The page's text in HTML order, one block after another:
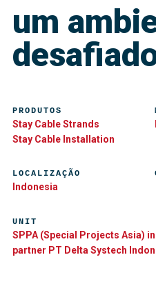
um
PRODUTOS
Stay Cable Strands
Stay Cable Installation
UNIT
SPPA (Special Projects Asia)
partner PT Delta Systech
LOCALIZAÇÃO
Indonesia